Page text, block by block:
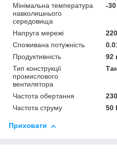
Мінімальна температура
навколишнього
середовища
-
Напруга мережі
Споживана потужність
Продуктивність
92
Тип конструкції
промислового
вентилятора
Частота обертання
Частота струму
50
Приховати